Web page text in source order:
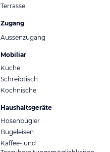
Terrasse
Zugang
Aussenzugang
Mobiliar
Küche
Schreibtisch
Kochnische
Haushaltsgeräte
Hosenbügler
Bügeleisen
Kaffee- und